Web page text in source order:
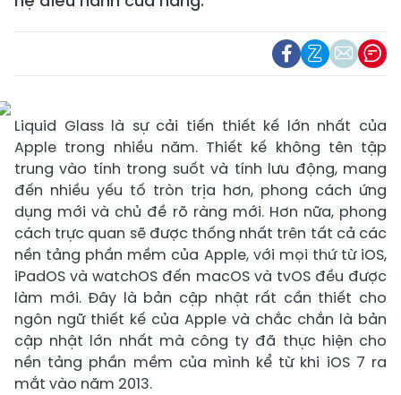
Liquid Glass là sự cải tiến thiết kế lớn nhất của
Apple trong nhiều năm. Thiết kế không tên tập
trung vào tính trong suốt và tính lưu động, mang
đến nhiều yếu tố tròn trịa hơn, phong cách ứng
dụng mới và chủ đề rõ ràng mới. Hơn nữa, phong
cách trực quan sẽ được thống nhất trên tất cả các
nền tảng phần mềm của Apple, với mọi thứ từ iOS,
iPadOS và watchOS đến macOS và tvOS đều được
làm mới. Đây là bản cập nhật rất cần thiết cho
ngôn ngữ thiết kế của Apple và chắc chắn là bản
cập nhật lớn nhất mà công ty đã thực hiện cho
nền tảng phần mềm của mình kể từ khi iOS 7 ra
mắt vào năm 2013.